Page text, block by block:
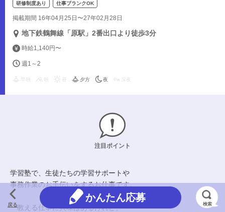
研修制度あり 仕事ブランクOK
掲載期間 16年04月25日〜27年02月28日
地下鉄鶴舞線「原駅」2番出口より徒歩3分
時給1,140円〜
週1～2
夕方 夜 深夜
注目ポイント
学習塾で、生徒たちの学習サポートや
事務作業のお手伝いをするお仕事です。
「教える仕事に興味はあるけれど、
戻る
かんたん応募
検索